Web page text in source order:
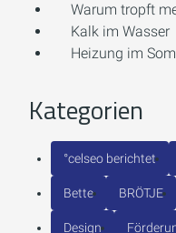
Warum tropft
Kalk im Wasser
Heizung im
Kategorien
°celseo berichtet
Bette BRÖTJE
Design